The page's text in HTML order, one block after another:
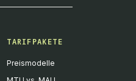
TARIFPAKETE
Preismodelle